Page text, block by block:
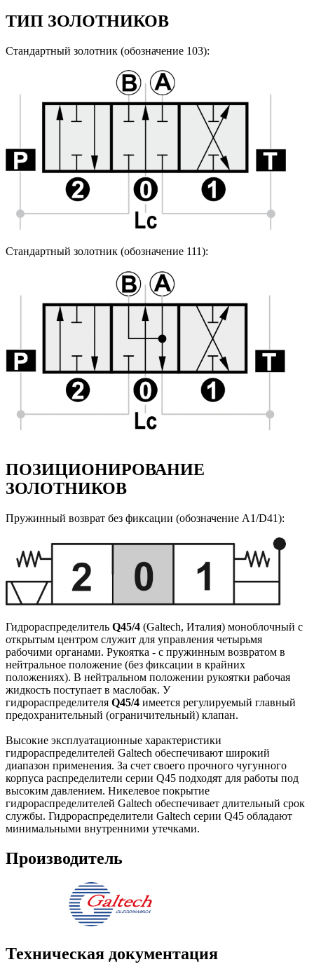
ТИП ЗОЛОТНИКОВ
Стандартный золотник (обозначение 103):
Стандартный золотник (обозначение 111):
ПОЗИЦИОНИРОВАНИЕ
ЗОЛОТНИКОВ
Пружинный возврат без фиксации (обозначение A1/D41):
Гидрораспределитель Q45/4 (Galtech, Италия) моноблочный с
открытым центром служит для управления четырьмя
рабочими органами. Рукоятка - с пружинным возвратом в
нейтральное положение (без фиксации в крайних
положениях). В нейтральном положении рукоятки рабочая
жидкость поступает в маслобак. У
гидрораспределителя Q45/4 имеется регулируемый главный
предохранительный (ограничительный) клапан.
Высокие эксплуатационные характеристики
гидрораспределителей Galtech обеспечивают широкий
диапазон применения. За счет своего прочного чугунного
корпуса распределители серии Q45 подходят для работы под
высоким давлением. Никелевое покрытие
гидрораспределителей Galtech обеспечивает длительный срок
службы. Гидрораспределители Galtech серии Q45 обладают
минимальными внутренними утечками.
Производитель
Техническая документация